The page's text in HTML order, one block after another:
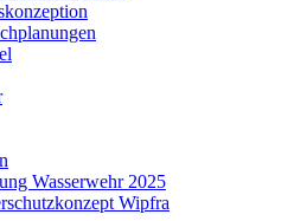
Wasserwehr 2025
Wipfra